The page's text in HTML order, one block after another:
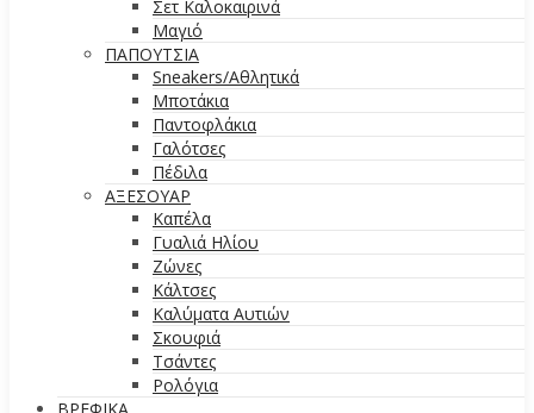
Σετ Καλοκαιρινά
Μαγιό
ΠΑΠΟΥΤΣΙΑ
Sneakers/Αθλητικά
Μποτάκια
Παντοφλάκια
Γαλότσες
Πέδιλα
ΑΞΕΣΟΥΑΡ
Καπέλα
Γυαλιά Ηλίου
Ζώνες
Κάλτσες
Καλύματα Αυτιών
Σκουφιά
Τσάντες
Ρολόγια